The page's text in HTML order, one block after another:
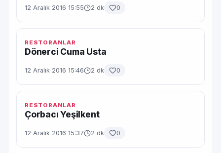
12 Aralık 2016 15:55 2 dk 0
RESTORANLAR
Dönerci Cuma Usta
12 Aralık 2016 15:46 2 dk 0
RESTORANLAR
Çorbacı Yeşilkent
12 Aralık 2016 15:37 2 dk 0